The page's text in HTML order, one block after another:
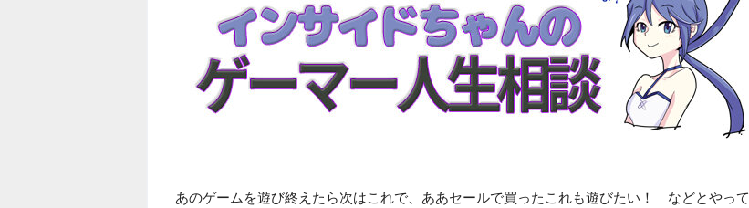
あのゲームを遊び終えたら次はこれで、ああセールで買ったこれも遊びたい！ などとやって